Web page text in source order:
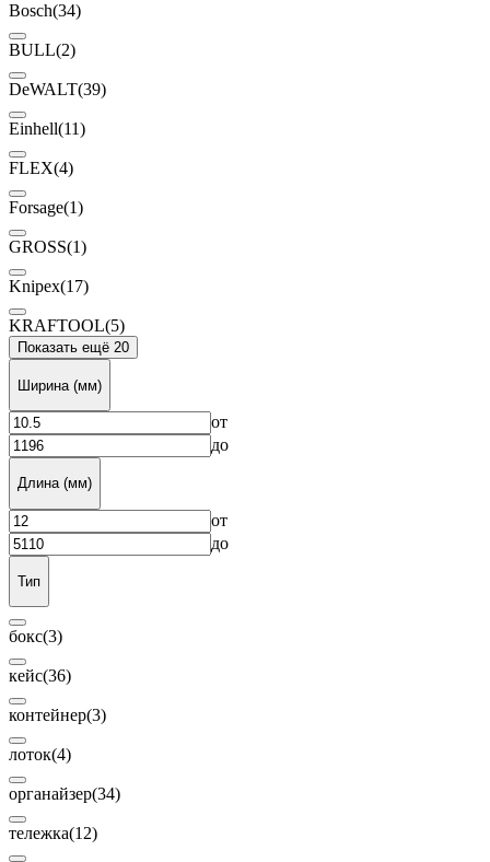
Bosch(34)
BULL(2)
DeWALT(39)
Einhell(11)
FLEX(4)
Forsage(1)
GROSS(1)
Knipex(17)
KRAFTOOL(5)
Показать ещё 20
Ширина (мм)
от
до
Длина (мм)
от
до
Тип
бокс(3)
кейс(36)
контейнер(3)
лоток(4)
органайзер(34)
тележка(12)